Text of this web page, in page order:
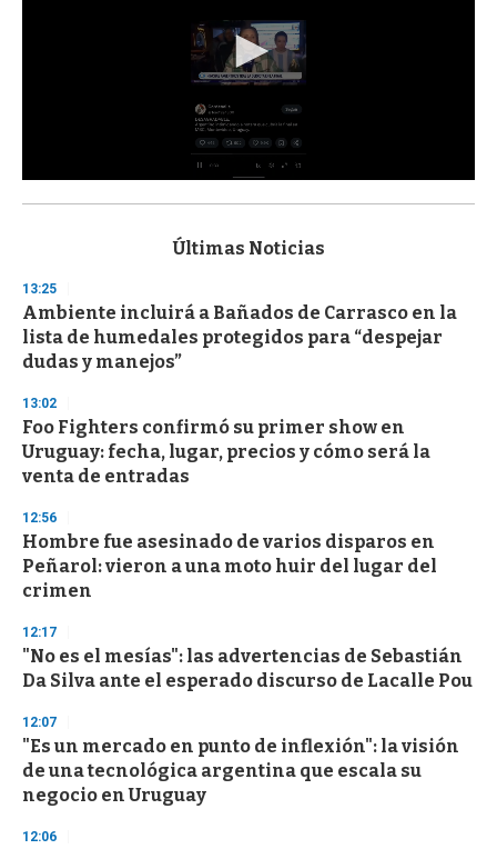
s
d
s
o
f
3
s
e
c
o
n
Últimas Noticias
13:25
Ambiente incluirá a Bañados de Carrasco en la
lista de humedales protegidos para “despejar
dudas y manejos”
13:02
Foo Fighters confirmó su primer show en
Uruguay: fecha, lugar, precios y cómo será la
venta de entradas
12:56
Hombre fue asesinado de varios disparos en
Peñarol: vieron a una moto huir del lugar del
crimen
12:17
"No es el mesías": las advertencias de Sebastián
Da Silva ante el esperado discurso de Lacalle Pou
12:07
"Es un mercado en punto de inflexión": la visión
de una tecnológica argentina que escala su
negocio en Uruguay
12:06